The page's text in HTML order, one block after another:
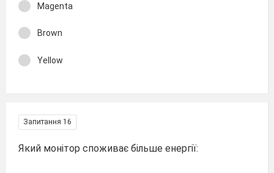
Magenta
Вrown
Yellow
Запитання 16
Який монітор споживає більше енергії: